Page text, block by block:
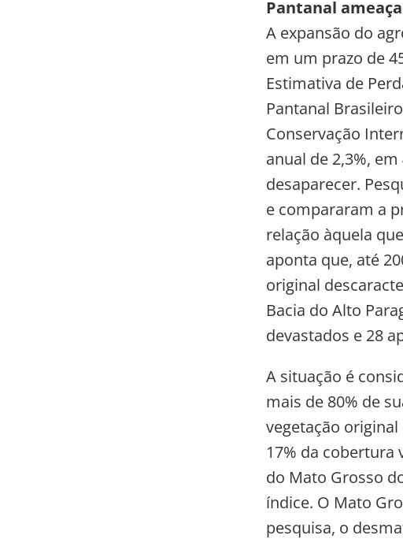
Pantanal
A expansão do
em um prazo de
Estimativa de
Pantanal
Conservação
anual de 2,3%,
desaparecer.
e compararam a
relação àquela
aponta que, até
original
Bacia do Alto
devastados e 28
A situação é
mais de 80% de
vegetação
17% da cobertura
do Mato Grosso
índice. O Mato
pesquisa, o